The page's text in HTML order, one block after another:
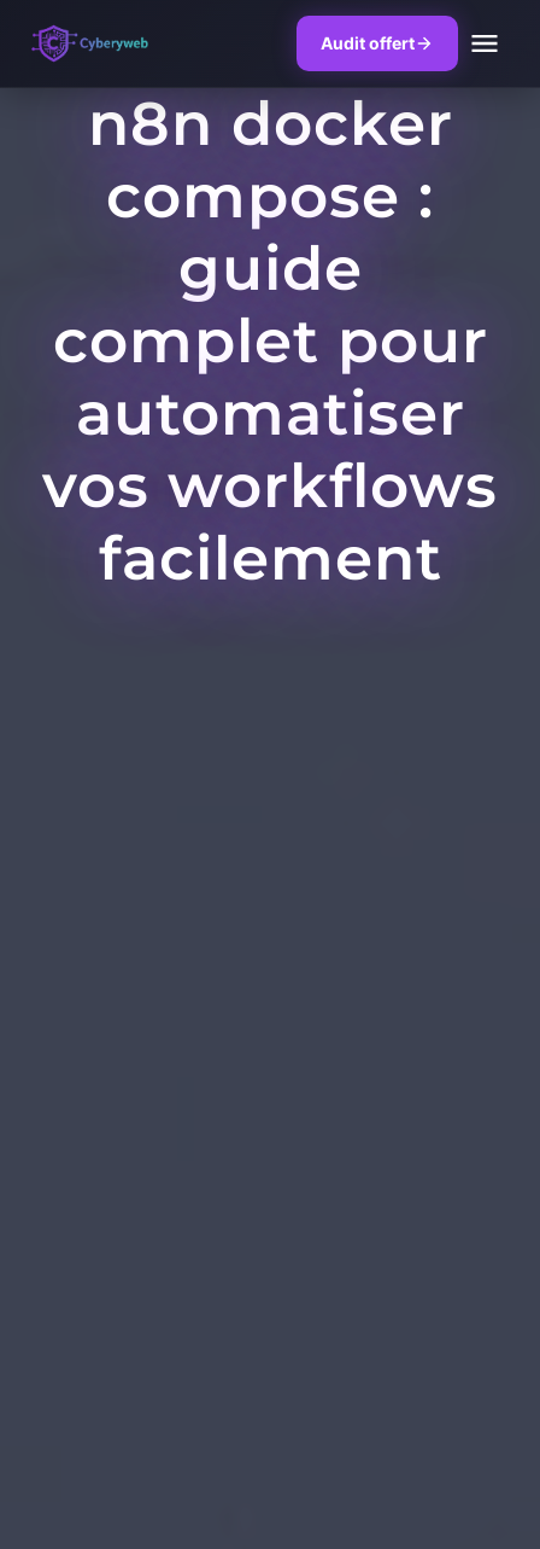
Audit offert
n8n docker
compose :
guide
complet pour
automatiser
vos workflows
facilement